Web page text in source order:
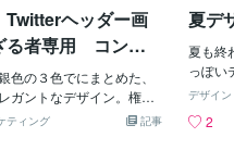
Twitterヘッダー画
る者専用 コンテ
教科書」
色の３色でにまとめた、
ガントなデザイン。権威
コンテンツ販売には欠か
記事
ティング
夏デ
夏も終
っぽい
ブログ
思った
デザイ
2